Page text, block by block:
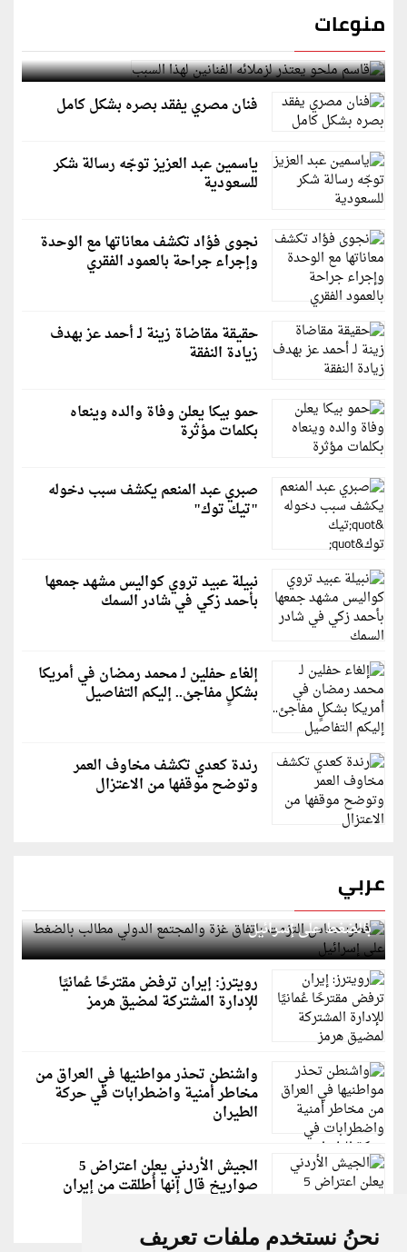
نحنُ نستخدم ملفات تعريف
منوعات
قاسم ملحو يعتذر لزملائه الفنانين لهذا السبب
فنان مصري يفقد بصره بشكل كامل
ياسمين عبد العزيز توجّه رسالة شكر
للسعودية
نجوى فؤاد تكشف معاناتها مع الوحدة
وإجراء جراحة بالعمود الفقري
حقيقة مقاضاة زينة لـ أحمد عز بهدف
زيادة النفقة
حمو بيكا يعلن وفاة والده وينعاه
بكلمات مؤثرة
صبري عبد المنعم يكشف سبب دخوله
"تيك توك"
نبيلة عبيد تروي كواليس مشهد جمعها
بأحمد زكي في شادر السمك
إلغاء حفلين لـ محمد رمضان في أمريكا
بشكلٍ مفاجئ.. إليكم التفاصيل
رندة كعدي تكشف مخاوف العمر
وتوضح موقفها من الاعتزال
عربي
قطر: حماس التزمت باتفاق غزة والمجتمع الدولي مطالب
بالضغط على إسرائيل
رويترز: إيران ترفض مقترحًا عُمانيًا
للإدارة المشتركة لمضيق هرمز
واشنطن تحذر مواطنيها في العراق من
مخاطر أمنية واضطرابات في حركة
الطيران
الجيش الأردني يعلن اعتراض 5
صواريخ قال إنها أُطلقت من إيران